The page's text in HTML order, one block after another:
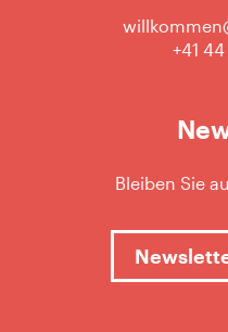
+41
Bleiben Sie